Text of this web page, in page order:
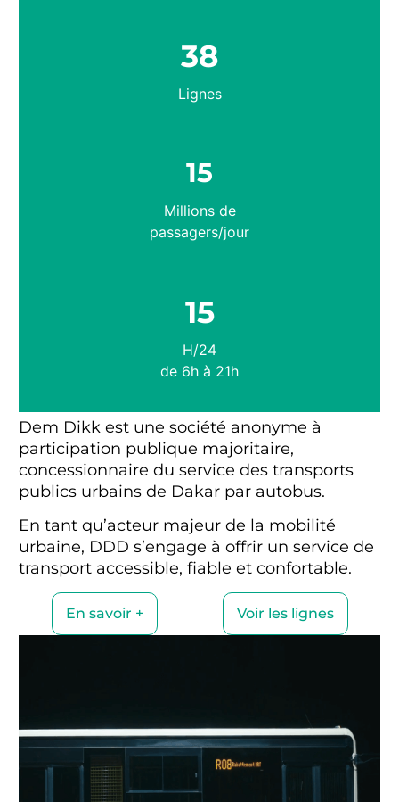
38
Lignes
15
Millions de
passagers/jour
15
H/24
de 6h à 21h
Dem Dikk est une société anonyme à
participation publique majoritaire,
concessionnaire du service des transports
publics urbains de Dakar par autobus.
En tant qu’acteur majeur de la mobilité
urbaine, DDD s’engage à offrir un service de
transport accessible, fiable et confortable.
En savoir + Voir les lignes